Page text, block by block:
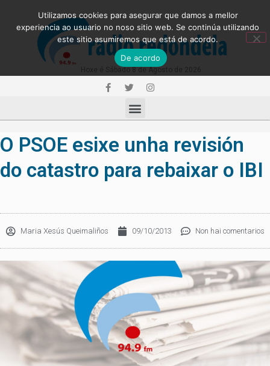
O PSOE esixe unha revisión
do catastro para rebaixar o IBI
Maria Xesús Queimaliños 09/10/2013 Non hai comentarios
Utilizamos cookies para asegurar que damos a mellor
experiencia ao usuario no noso sitio web. Se continúa utilizando
este sitio asumiremos que está de acordo.
De acordo